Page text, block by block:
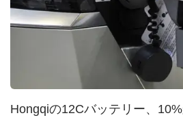
Hongqiの12Cバッテリー、